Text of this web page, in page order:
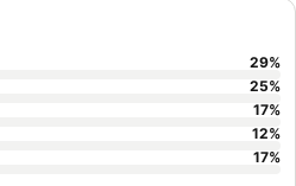
que le personnel, en particulier les
et le personnel du centre de
et leur serviabilité. Pour une
réserver une chambre à un
29%
25%
17%
12%
17%